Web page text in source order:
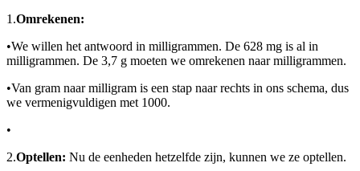
1.Omrekenen:
•We willen het antwoord in milligrammen. De 628 mg is al in
milligrammen. De 3,7 g moeten we omrekenen naar milligrammen.
•Van gram naar milligram is een stap naar rechts in ons schema, dus
we vermenigvuldigen met 1000.
•
2.Optellen: Nu de eenheden hetzelfde zijn, kunnen we ze optellen.